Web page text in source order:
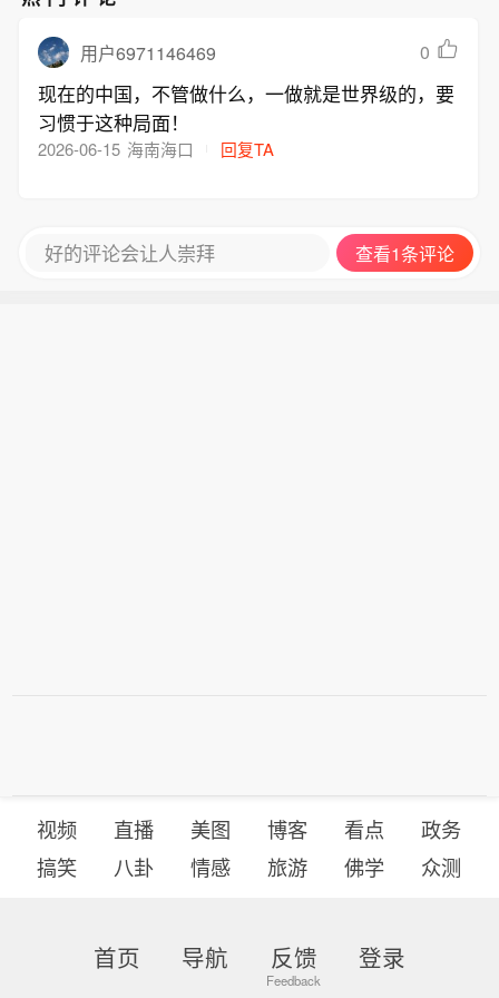
用户6971146469 0
现在的中国，不管做什么，一做就是世界级的，要
习惯于这种局面！
2026-06-15 海南海口 回复TA
好的评论会让人崇拜 查看1条评论
视频 直播 美图 博客 看点
政务
搞笑
八卦 情感 旅游 佛学 众测
首页 导航 反馈 登录